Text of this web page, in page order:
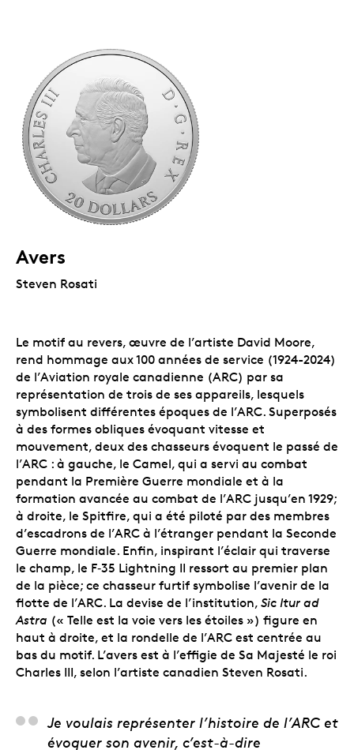
Avers
Steven Rosati
Le motif au revers, œuvre de l’artiste David Moore,
rend hommage aux 100 années de service (1924-2024)
de l’Aviation royale canadienne (ARC) par sa
représentation de trois de ses appareils, lesquels
symbolisent différentes époques de l’ARC. Superposés
à des formes obliques évoquant vitesse et
mouvement, deux des chasseurs évoquent le passé de
l’ARC : à gauche, le Camel, qui a servi au combat
pendant la Première Guerre mondiale et à la
formation avancée au combat de l’ARC jusqu’en 1929;
à droite, le Spitfire, qui a été piloté par des membres
d’escadrons de l’ARC à l’étranger pendant la Seconde
Guerre mondiale. Enfin, inspirant l’éclair qui traverse
le champ, le F‑35 Lightning II ressort au premier plan
de la pièce; ce chasseur furtif symbolise l’avenir de la
flotte de l’ARC. La devise de l’institution, Sic Itur ad
Astra (« Telle est la voie vers les étoiles ») figure en
haut à droite, et la rondelle de l’ARC est centrée au
bas du motif. L’avers est à l’effigie de Sa Majesté le roi
Charles III, selon l’artiste canadien Steven Rosati.
David Moore, artiste
Je voulais représenter l’histoire de l’ARC et
évoquer son avenir, c’est-à-dire